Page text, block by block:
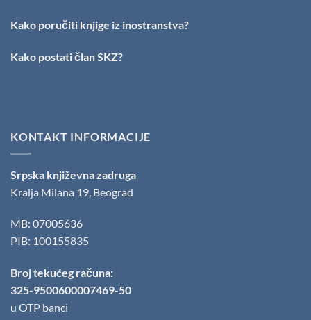
Raičković“
Kako poručiti knjige iz inostranstva?
Kako postati član SKZ?
KONTAKT INFORMACIJE
Srpska književna zadruga
Kralja Milana 19, Beograd
MB: 07005636
PIB: 100155835
Broj tekućeg računa:
325-9500600007469-50
u OTP banci